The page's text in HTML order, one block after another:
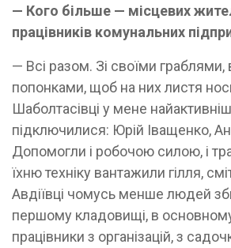
— Кого більше — місцевих
працівників комунальних
— Всі разом. Зі своїми граблями,
попонками, щоб на них листя
Шаболтасівці у мене
підключилися: Юрій Іващенко,
Допомогли і робочою силою, і
їхню техніку вантажили гілля,
Авдіївці чомусь менше людей
першому кладовищі, в
працівники з організацій, з